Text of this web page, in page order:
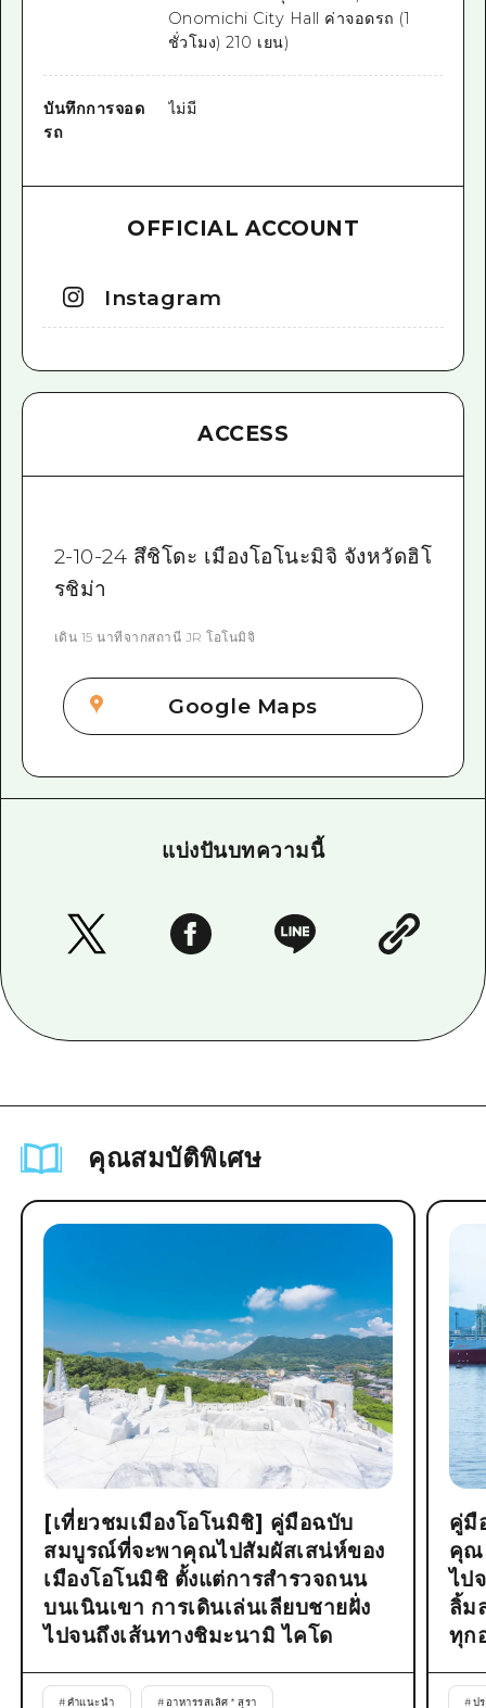
Onomichi City Hall ค่าจอดรถ (1
ชั่วโมง) 210 เยน)
บันทึกการจอด
รถ
ไม่มี
OFFICIAL ACCOUNT
Instagram
ACCESS
2-10-24 สึชิโดะ เมืองโอโนะมิจิ จังหวัดฮิโ
รชิม่า
เดิน 15 นาทีจากสถานี JR โอโนมิจิ
Google Maps
แบ่งปันบทความนี้
คุณสมบัติพิเศษ
[เที่ยวชมเมืองโอโนมิชิ] คู่มือฉบับ
สมบูรณ์ที่จะพาคุณไปสัมผัสเสน่ห์ของ
เมืองโอโนมิชิ ตั้งแต่การสำรวจถนน
บนเนินเขา การเดินเล่นเลียบชายฝั่ง
ไปจนถึงเส้นทางชิมะนามิ ไคโด
#คำแนะนำ # อาหารรสเลิศ * สุรา
คู่มื
คุณ
ไป
ลิ้ม
ทุก
#ป